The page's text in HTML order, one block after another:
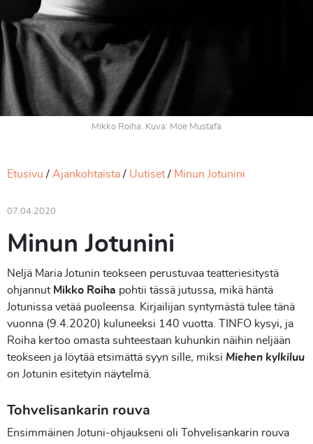
Mikko Roiha. Kuva: Moe Mustafa
Etusivu Ajankohtaista Uutiset Minun Jotunini
07.04.2020
Minun Jotunini
Neljä Maria Jotunin teokseen perustuvaa teatteriesitystä
ohjannut Mikko Roiha pohtii tässä jutussa, mikä häntä
Jotunissa vetää puoleensa. Kirjailijan syntymästä tulee tänä
vuonna (9.4.2020) kuluneeksi 140 vuotta. TINFO kysyi, ja
Roiha kertoo omasta suhteestaan kuhunkin näihin neljään
teokseen ja löytää etsimättä syyn sille, miksi Miehen kylkiluu
on Jotunin esitetyin näytelmä.
Tohvelisankarin rouva
Ensimmäinen Jotuni-ohjaukseni oli Tohvelisankarin rouva